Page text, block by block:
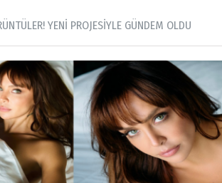
YENİ PROJESİYLE GÜNDEM OLDU